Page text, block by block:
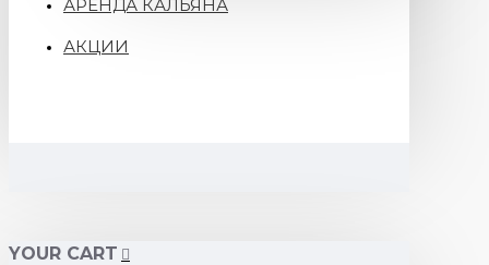
АРЕНДА КАЛЬЯНА
АКЦИИ
YOUR CART